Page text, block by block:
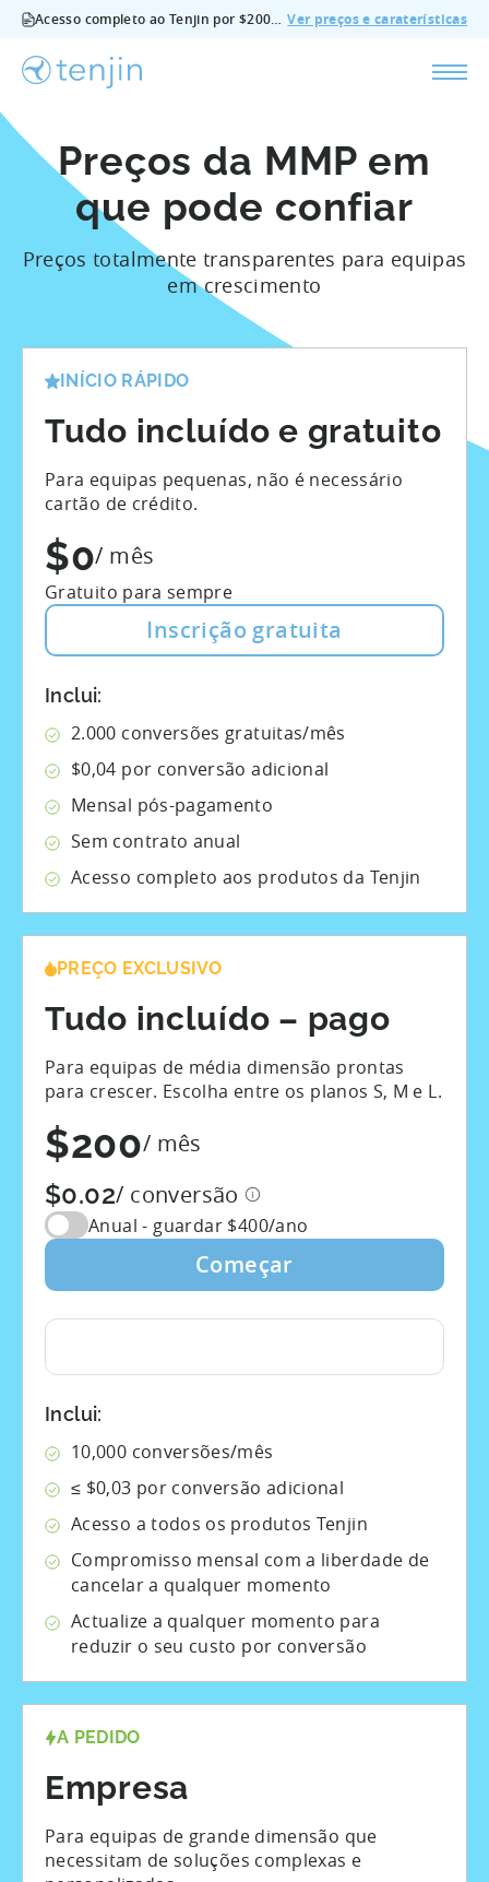
Acesso completo ao Tenjin por $200/mês - todas as funcionalidades, sem suplementos, cancelar em qualquer altura. Ver preços e caraterísticas
Preços da MMP em
que pode confiar
Preços totalmente transparentes para equipas
em crescimento
INÍCIO RÁPIDO
Tudo incluído e gratuito
Para equipas pequenas, não é necessário
cartão de crédito.
$0/ mês
Gratuito para sempre
Inscrição gratuita
Inclui:
2.000 conversões gratuitas/mês
$0,04 por conversão adicional
Mensal pós-pagamento
Sem contrato anual
Acesso completo aos produtos da Tenjin
PREÇO EXCLUSIVO
Tudo incluído – pago
Para equipas de média dimensão prontas
para crescer. Escolha entre os planos S, M e L.
$200/ mês
$0.02/ conversão
Anual - guardar $400/ano
Começar
Inclui:
10,000 conversões/mês
≤ $0,03 por conversão adicional
Acesso a todos os produtos Tenjin
Compromisso mensal com a liberdade de
cancelar a qualquer momento
Actualize a qualquer momento para
reduzir o seu custo por conversão
A PEDIDO
Empresa
Para equipas de grande dimensão que
necessitam de soluções complexas e